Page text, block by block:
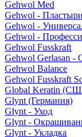
Gehwol Med
Gehwol -
Gehwol -
Gehwol -
Gehwol Fusskraft
Gehwol Gerlasan -
Gehwol Balance
Gehwol Fusskraft
Global Keratin
Glynt (Германия)
Glynt - Уход
Glynt -
Glynt - Укладка